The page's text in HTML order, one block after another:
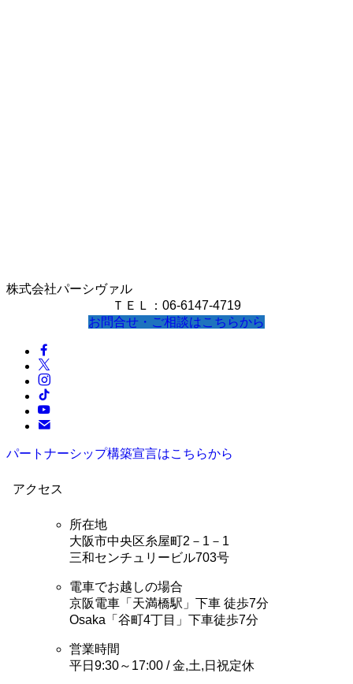
株式会社パーシヴァル
ＴＥＬ：06-6147-4719
お問合せ・ご相談はこちらから
パートナーシップ構築宣言はこちらから
アクセス
所在地
大阪市中央区糸屋町2－1－1
三和センチュリービル703号
電車でお越しの場合
京阪電車「天満橋駅」下車 徒歩7分
Osaka「谷町4丁目」下車徒歩7分
営業時間
平日9:30～17:00 / 金,土,日祝定休